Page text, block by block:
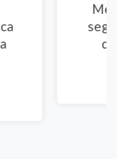
cómoda y
es la
para mi cuidado.